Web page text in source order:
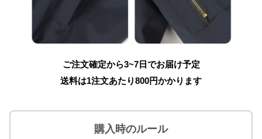
ご注文確定から3~7日でお届け予定
送料は1注文あたり800円かかります
購入時のルール